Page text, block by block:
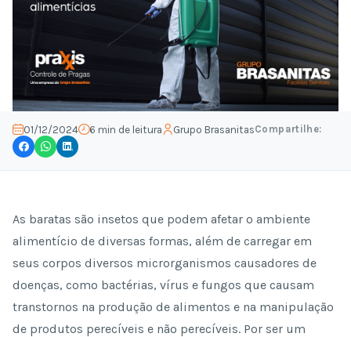
01/12/2024 6 min de leitura Grupo BrasanitasCompartilhe:
As baratas são insetos que podem afetar o ambiente
alimentício de diversas formas, além de carregar em
seus corpos diversos microrganismos causadores de
doenças, como bactérias, vírus e fungos que causam
transtornos na produção de alimentos e na manipulação
de produtos perecíveis e não perecíveis. Por ser um